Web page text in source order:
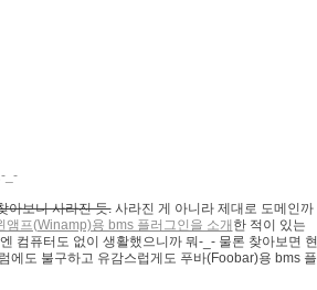
_-
아보니 사라진 듯.사라진 게 아니라 제대로 도메인까
앰프(Winamp)용 bms 플러그인을 소개 한 적이 있는
컴퓨터도 없이 생활했으니까 뭐-_- 물론 찾아보면 현
에도 불구하고 유감스럽게도 푸바(Foobar)용 bms 플